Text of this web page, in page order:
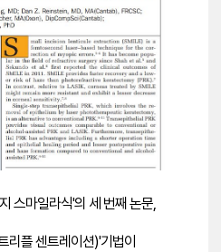
스마일라식'의 세 번째 논문,
플 센트레이션)'기법이